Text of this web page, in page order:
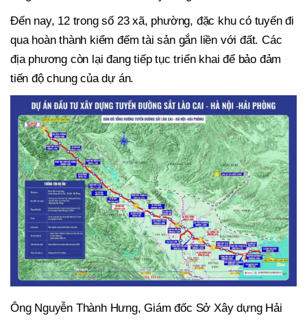
Đến nay, 12 trong số 23 xã, phường, đặc khu có tuyến đi
qua hoàn thành kiểm đếm tài sản gắn liền với đất. Các
địa phương còn lại đang tiếp tục triển khai để bảo đảm
tiến độ chung của dự án.
Ông Nguyễn Thành Hưng, Giám đốc Sở Xây dựng Hải